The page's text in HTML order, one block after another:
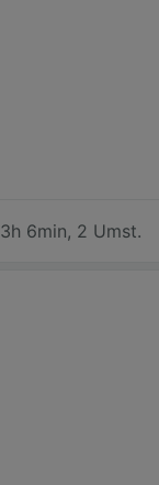
3h 6min, 2 Umst.